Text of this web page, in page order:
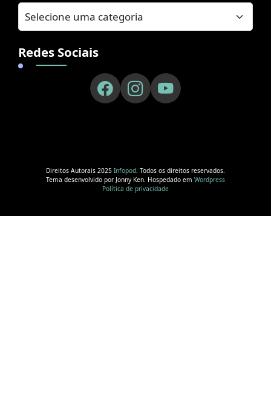
Redes Sociais
Direitos Autorais 2025 Infopod. Todos os direitos reservados.
Tema desenvolvido por Jonny Ken. Hospedado em Wordpress
Política de privacidade